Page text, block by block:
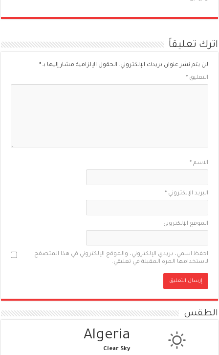
اترك تعليقاً
لن يتم نشر عنوان بريدك الإلكتروني. الحقول الإلزامية مشار إليها بـ*
التعليق*
الاسم*
البريد الإلكتروني*
الموقع الإلكتروني
احفظ اسمي، بريدي الإلكتروني، والموقع الإلكتروني في هذا المتصفح
لاستخدامها المرة المقبلة في تعليقي.
الطقس
Algeria
Clear Sky